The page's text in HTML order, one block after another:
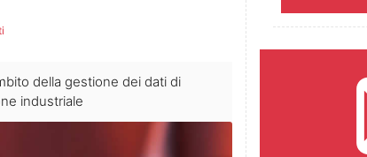
della gestione dei dati di
industriale